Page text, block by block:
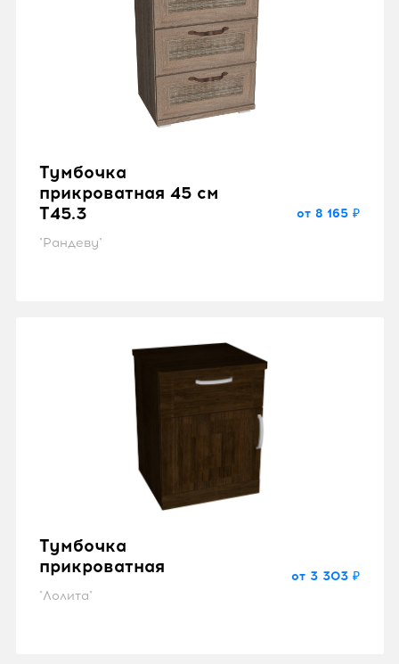
Тумбочка
прикроватная 45 см
T45.3
"Рандеву"
от 8 165 ₽
Тумбочка
прикроватная
"Лолита"
от 3 303 ₽